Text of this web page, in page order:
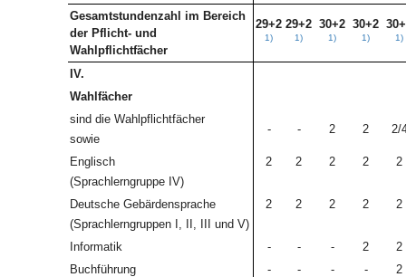
Gesamtstundenzahl im Bereich
der Pflicht- und
Wahlpflichtfächer
29+2
1)
29+2
1)
30+2
1)
30+2
1) 1)
IV.
Wahlfächer
sind die Wahlpflichtfächer
sowie
- - 2 2 2/
Englisch
(Sprachlerngruppe IV)
2 2 2 2 2
Deutsche Gebärdensprache
(Sprachlerngruppen I, II, III und V)
2 2 2 2 2
Informatik - - - 2
2
Buchführung
- - - -
2